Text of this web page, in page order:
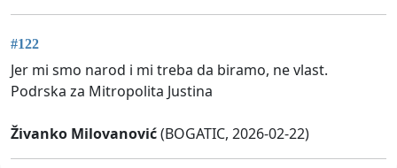
#122
Jer mi smo narod i mi treba da biramo, ne vlast.
Podrska za Mitropolita Justina
Živanko Milovanović(BOGATIC, 2026-02-22)